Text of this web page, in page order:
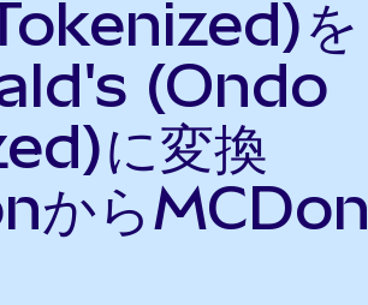
を
(Ondo
に変換
からMCDon